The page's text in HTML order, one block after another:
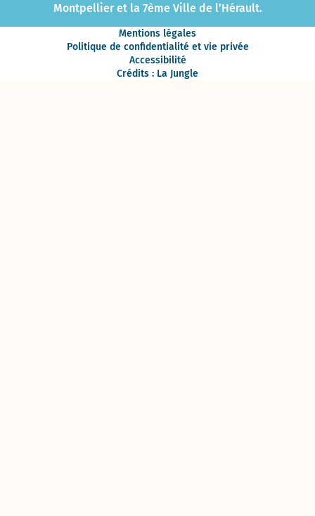
Montpellier et la 7ème Ville de l’Hérault.
Mentions légales
Politique de confidentialité et vie privée
Accessibilité
Crédits : La Jungle